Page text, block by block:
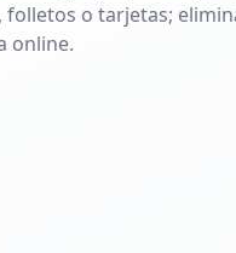
o tarjetas;
online.